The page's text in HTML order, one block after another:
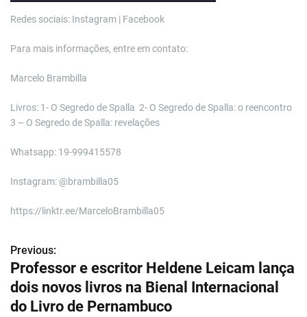
Redes sociais: Instagram | Facebook
Para mais informações, entre em contato:
Marcelo Brambilla
Livros: 1- O Segredo de Spalla 2- O Segredo de Spalla: o reencontro
3 – O Segredo de Spalla: revelações
Whatsapp: 19-999415578
Instagram: @brambilla05
https://linktr.ee/MarceloBrambilla05
N
a
v
Previous:
Professor e escritor Heldene Leicam lança
dois novos livros na Bienal Internacional
do Livro de Pernambuco